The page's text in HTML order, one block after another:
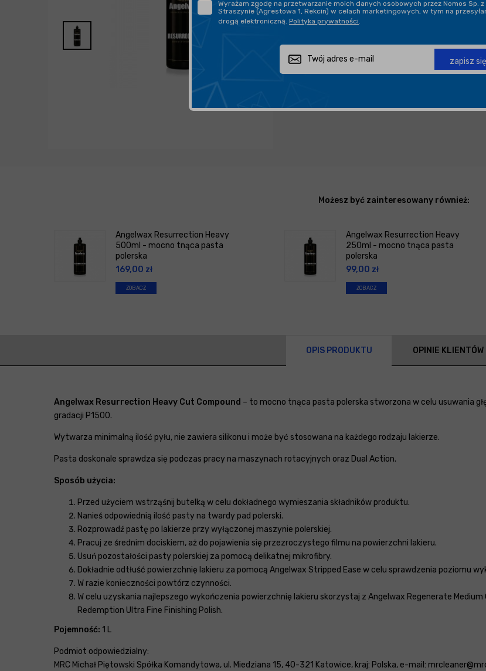
DARMOWA DOSTAWA OD 199,90 ZŁ
Możesz być zainteresowany również:
Angelwax Resurrection Heavy
500ml - mocno tnąca pasta
polerska
169,00 zł
ZOBACZ
Angelwax Resurrection Heavy
250ml - mocno tnąca pasta
polerska
99,00 zł
ZOBACZ
OPIS PRODUKTU OPINIE KLIENTÓW
Angelwax Resurrection Heavy Cut Compound – to mocno tnąca pasta polerska stworzona w celu usuwania
gradacji P1500.
Wytwarza minimalną ilość pyłu, nie zawiera silikonu i może być stosowana na każdego rodzaju lakierze.
Pasta doskonale sprawdza się podczas pracy na maszynach rotacyjnych oraz Dual Action.
Sposób użycia:
Przed użyciem wstrząśnij butelką w celu dokładnego wymieszania składników produktu.
Nanieś odpowiednią ilość pasty na twardy pad polerski.
Rozprowadź pastę po lakierze przy wyłączonej maszynie polerskiej.
Pracuj ze średnim dociskiem, aż do pojawienia się przezroczystego filmu na powierzchni lakieru.
Usuń pozostałości pasty polerskiej za pomocą delikatnej mikrofibry.
Dokładnie odtłuść powierzchnię lakieru za pomocą Angelwax Stripped Ease w celu sprawdzenia poziomu
W razie konieczności powtórz czynności.
W celu uzyskania najlepszego wykończenia powierzchnię lakieru skorzystaj z Angelwax Regenerate
Redemption Ultra Fine Finishing Polish.
Pojemność: 1 L
Podmiot odpowiedzialny:
MRC Michał Piętowski Spółka Komandytowa, ul. Miedziana 15, 40-321 Katowice, kraj: Polska, e-mail:
Wyrażam zgodę na przetwarzanie moich danych osobowych przez Nomos Sp. z
Straszynie (Agrestowa 1, Rekcin) w celach marketingowych, w tym na
drogą elektroniczną. Polityka prywatności
zapisz się